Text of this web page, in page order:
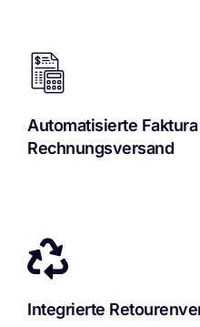
Automatisierte
Rechnungsversand
Integrierte